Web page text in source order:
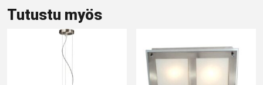
Tutustu myös